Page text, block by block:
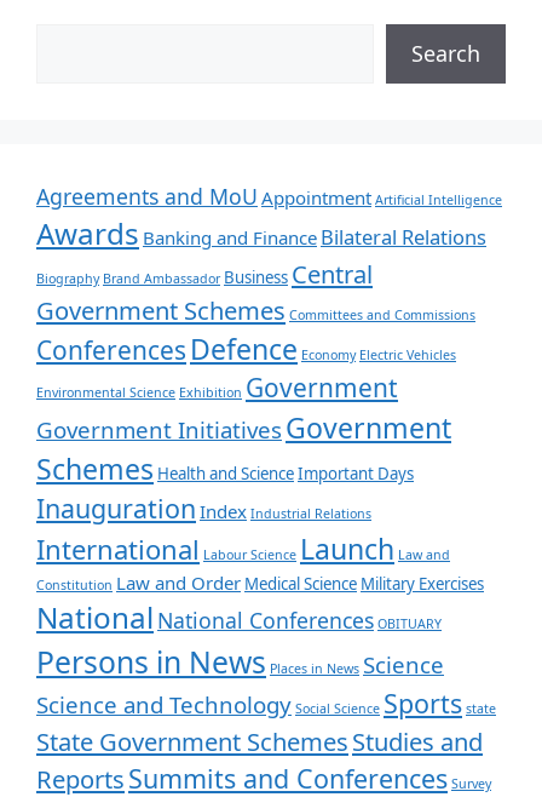
Search
Agreements and MoU Appointment Artificial Intelligence
Awards Banking and Finance Bilateral Relations
Biography Brand Ambassador Business Central
Government Schemes Committees and Commissions
Conferences Defence Economy Electric Vehicles
Environmental Science Exhibition Government
Government Initiatives Government
Schemes Health and ScienceImportant Days
Inauguration Index Industrial Relations
International Labour Science Launch Law and
Constitution Law and Order Medical Science Military Exercises
National National Conferences OBITUARY
Persons in News Places in News Science
Science and Technology Social Science Sports state
State Government SchemesStudies and
ReportsSummits and Conferences Survey